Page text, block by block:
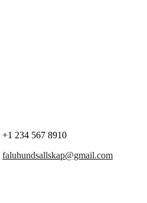
+1 234 567 8910
faluhundsallskap@gmail.com